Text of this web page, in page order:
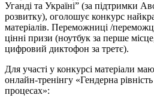
Уганді та Україні” (за підтримки
розвитку), оголошує конкурс
матеріалів. Переможниці /
цінні призи (ноутбук за перше
цифровий диктофон за третє).
Для участі у конкурсі матеріали
онлайн-тренінгу «Гендерна
процесах»: